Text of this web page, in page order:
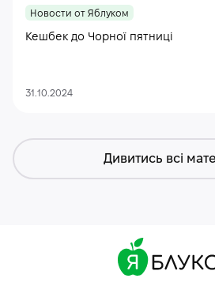
Новости от Яблуком
Кешбек до Чорної пятниці
31.10.2024
Дивитись всі